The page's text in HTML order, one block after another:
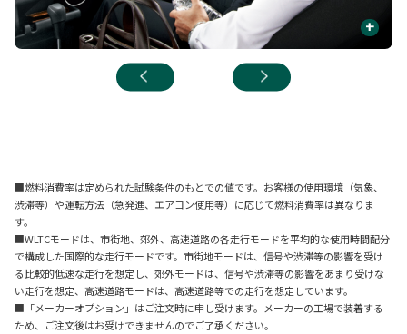
+
■燃料消費率は定められた試験条件のもとでの値です。お客様の使用環境（気象、
渋滞等）や運転方法（急発進、エアコン使用等）に応じて燃料消費率は異なりま
す。
■WLTCモードは、市街地、郊外、高速道路の各走行モードを平均的な使用時間配分
で構成した国際的な走行モードです。市街地モードは、信号や渋滞等の影響を受け
る比較的低速な走行を想定し、郊外モードは、信号や渋滞等の影響をあまり受けな
い走行を想定、高速道路モードは、高速道路等での走行を想定しています。
■「メーカーオプション」はご注文時に申し受けます。メーカーの工場で装着する
ため、ご注文後はお受けできませんのでご了承ください。